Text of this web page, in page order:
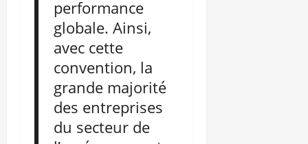
performance
globale. Ainsi,
avec cette
convention, la
grande majorité
des entreprises
du secteur de